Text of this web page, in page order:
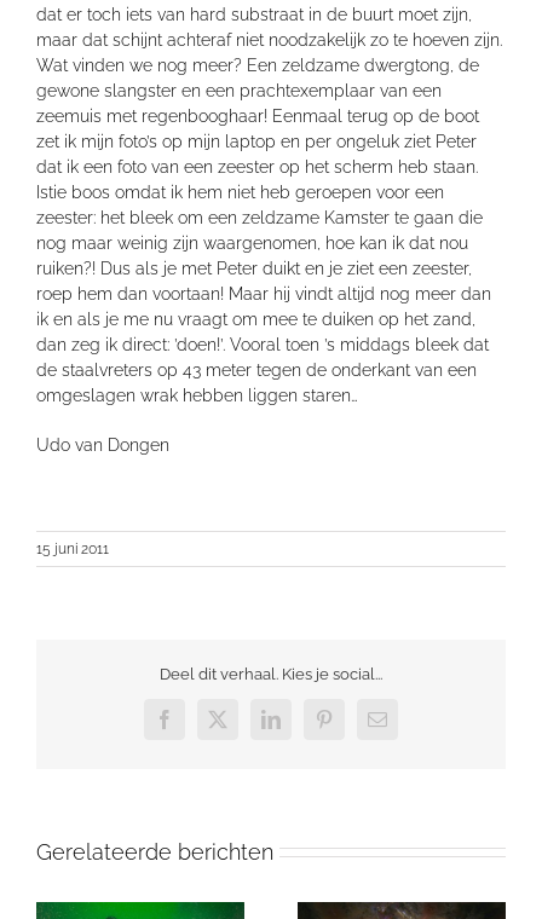
dat er toch iets van hard substraat in de buurt moet zijn,
maar dat schijnt achteraf niet noodzakelijk zo te hoeven zijn.
Wat vinden we nog meer? Een zeldzame dwergtong, de
gewone slangster en een prachtexemplaar van een
zeemuis met regenbooghaar! Eenmaal terug op de boot
zet ik mijn foto’s op mijn laptop en per ongeluk ziet Peter
dat ik een foto van een zeester op het scherm heb staan.
Istie boos omdat ik hem niet heb geroepen voor een
zeester: het bleek om een zeldzame Kamster te gaan die
nog maar weinig zijn waargenomen, hoe kan ik dat nou
ruiken?! Dus als je met Peter duikt en je ziet een zeester,
roep hem dan voortaan! Maar hij vindt altijd nog meer dan
ik en als je me nu vraagt om mee te duiken op het zand,
dan zeg ik direct: ’doen!’. Vooral toen ’s middags bleek dat
de staalvreters op 43 meter tegen de onderkant van een
omgeslagen wrak hebben liggen staren…
Udo van Dongen
15 juni 2011
Deel dit verhaal. Kies je social...
Facebook
X LinkedInPinterest
E-
Gerelateerde berichten